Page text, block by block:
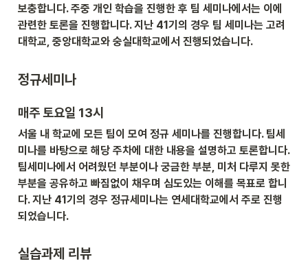
보충합니다. 주중 개인 학습을 진행한 후 팀 세미나에서는 이에
관련한 토론을 진행합니다. 지난 41기의 경우 팀 세미나는 고려
대학교, 중앙대학교와 숭실대학교에서 진행되었습니다.
정규세미나
매주 토요일 13시
서울 내 학교에 모든 팀이 모여 정규 세미나를 진행합니다. 팀세
미나를 바탕으로 해당 주차에 대한 내용을 설명하고 토론합니다.
팀세미나에서 어려웠던 부분이나 궁금한 부분, 미처 다루지 못한
부분을 공유하고 빠짐없이 채우며 심도있는 이해를 목표로 합니
다. 지난 41기의 경우 정규세미나는 연세대학교에서 주로 진행
되었습니다.
실습과제 리뷰